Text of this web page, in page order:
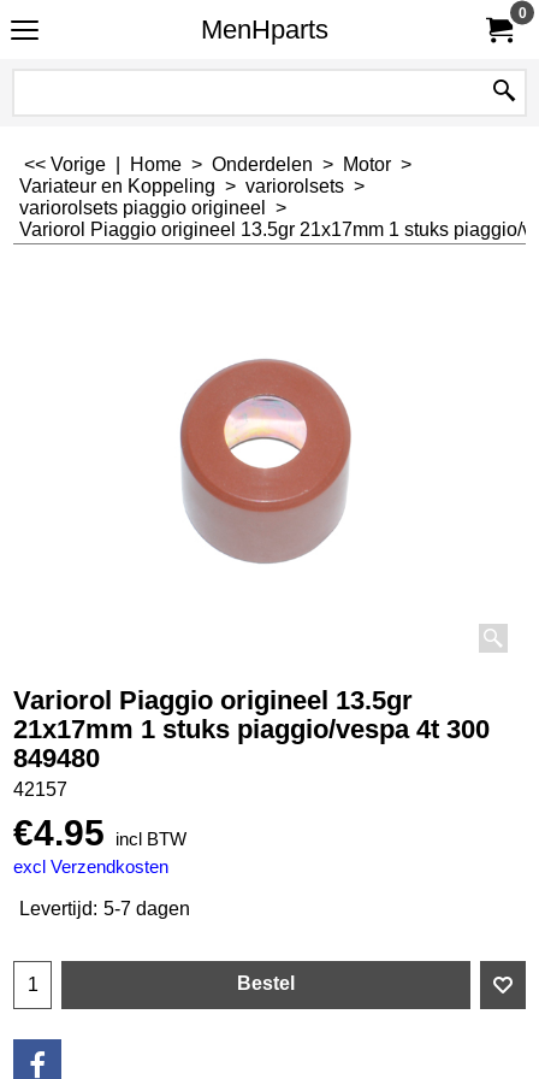
MenHparts
0
<< Vorige Home > Onderdelen > Motor >
Variateur en Koppeling > variorolsets >
variorolsets piaggio origineel
>
Variorol Piaggio origineel 13.5gr 21x17mm 1 stuks piaggio/
Variorol Piaggio origineel 13.5gr
21x17mm 1 stuks piaggio/vespa 4t 300
849480
42157
€4.95
incl BTW
excl Verzendkosten
Levertijd: 5-7 dagen
Bestel